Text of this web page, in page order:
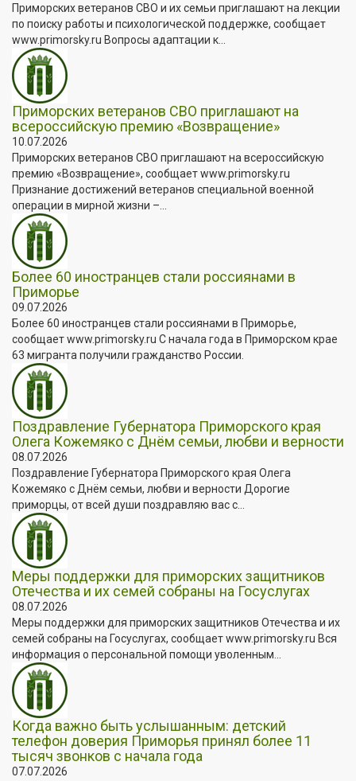
Приморских ветеранов СВО и их семьи приглашают на лекции
по поиску работы и психологической поддержке, сообщает
www.primorsky.ru Вопросы адаптации к...
Приморских ветеранов СВО приглашают на
всероссийскую премию «Возвращение»
10.07.2026
Приморских ветеранов СВО приглашают на всероссийскую
премию «Возвращение», сообщает www.primorsky.ru
Признание достижений ветеранов специальной военной
операции в мирной жизни –...
Более 60 иностранцев стали россиянами в
Приморье
09.07.2026
Более 60 иностранцев стали россиянами в Приморье,
сообщает www.primorsky.ru С начала года в Приморском крае
63 мигранта получили гражданство России.
Поздравление Губернатора Приморского края
Олега Кожемяко с Днём семьи, любви и верности
08.07.2026
Поздравление Губернатора Приморского края Олега
Кожемяко с Днём семьи, любви и верности Дорогие
приморцы, от всей души поздравляю вас с...
Меры поддержки для приморских защитников
Отечества и их семей собраны на Госуслугах
08.07.2026
Меры поддержки для приморских защитников Отечества и их
семей собраны на Госуслугах, сообщает www.primorsky.ru Вся
информация о персональной помощи уволенным...
Когда важно быть услышанным: детский
телефон доверия Приморья принял более 11
тысяч звонков с начала года
07.07.2026